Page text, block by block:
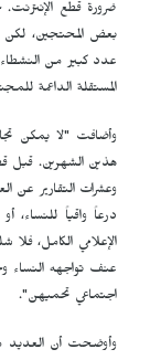
ضرورة قطع الإنترنت.
بعض المحتجين،
عدد كبير من النشطاء
المستقلة الداعمة
وأضافت "لا يمكن
هذين الشهرين. قبل
وعشرات التقارير عن
درعاً واقياً
الإعلامي الكامل،
عنف تواجهه النساء
اجتماعي تحميهن".
وأوضحت أن العديد